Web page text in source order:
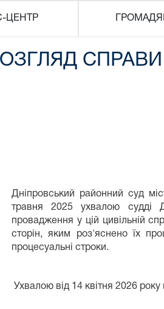
ЦЕНТР
СПРАВИ
Дніпровський районний суд
травня 2025 ухвалою судді
провадження у цій цивільній
сторін, яким роз'яснено їх
процесуальні строки.
Ухвалою від 14 квітня 2026